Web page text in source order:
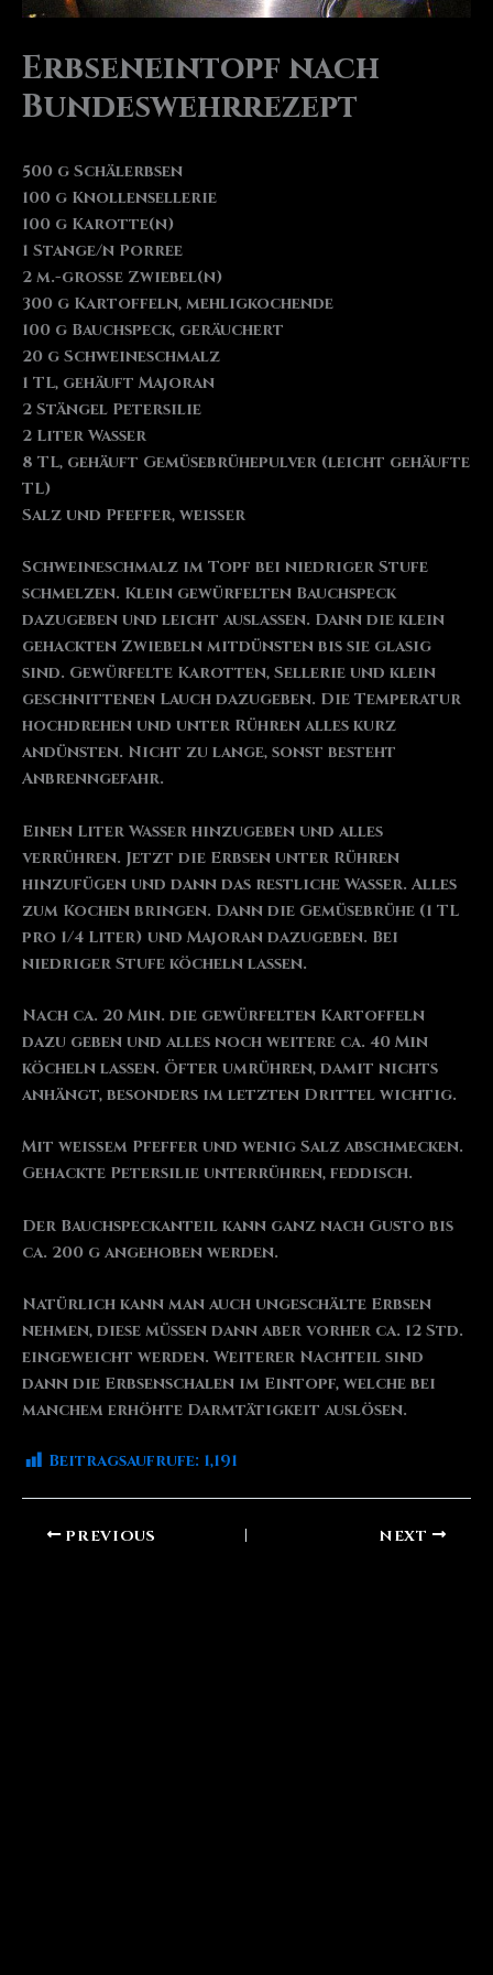
Erbseneintopf nach
Bundeswehrrezept
500 g Schälerbsen
100 g Knollensellerie
100 g Karotte(n)
1 Stange/n Porree
2 m.-große Zwiebel(n)
300 g Kartoffeln, mehligkochende
100 g Bauchspeck, geräuchert
20 g Schweineschmalz
1 TL, gehäuft Majoran
2 Stängel Petersilie
2 Liter Wasser
8 TL, gehäuft Gemüsebrühepulver (leicht gehäufte
TL)
Salz und Pfeffer, weißer
Schweineschmalz im Topf bei niedriger Stufe
schmelzen. Klein gewürfelten Bauchspeck
dazugeben und leicht auslassen. Dann die klein
gehackten Zwiebeln mitdünsten bis sie glasig
sind. Gewürfelte Karotten, Sellerie und klein
geschnittenen Lauch dazugeben. Die Temperatur
hochdrehen und unter Rühren alles kurz
andünsten. Nicht zu lange, sonst besteht
Anbrenngefahr.
Einen Liter Wasser hinzugeben und alles
verrühren. Jetzt die Erbsen unter Rühren
hinzufügen und dann das restliche Wasser. Alles
zum Kochen bringen. Dann die Gemüsebrühe (1 TL
pro 1/4 Liter) und Majoran dazugeben. Bei
niedriger Stufe köcheln lassen.
Nach ca. 20 Min. die gewürfelten Kartoffeln
dazu geben und alles noch weitere ca. 40 Min
köcheln lassen. Öfter umrühren, damit nichts
anhängt, besonders im letzten Drittel wichtig.
Mit weißem Pfeffer und wenig Salz abschmecken.
Gehackte Petersilie unterrühren, feddisch.
Der Bauchspeckanteil kann ganz nach Gusto bis
ca. 200 g angehoben werden.
Natürlich kann man auch ungeschälte Erbsen
nehmen, diese müssen dann aber vorher ca. 12 Std.
eingeweicht werden. Weiterer Nachteil sind
dann die Erbsenschalen im Eintopf, welche bei
manchem erhöhte Darmtätigkeit auslösen.
Beitragsaufrufe: 1,191
PREVIOUS NEXT